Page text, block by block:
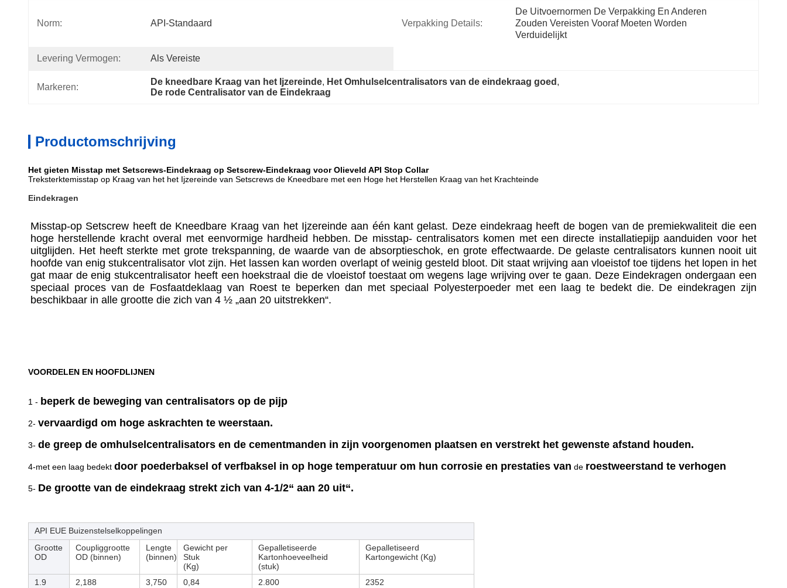
Norm: API-Standaard Verpakking Details:
De Uitvoernormen De Verpakking En Anderen
Zouden Vereisten Vooraf Moeten Worden
Verduidelijkt
Levering Vermogen: Als Vereiste
Markeren:
De kneedbare Kraag van het Ijzereinde, Het Omhulselcentralisators van de eindekraag goed ,
De rode Centralisator van de Eindekraag
Productomschrijving
Het gieten Misstap met Setscrews-Eindekraag op Setscrew-Eindekraag voor Olieveld API Stop Collar
Treksterktemisstap op Kraag van het het Ijzereinde van Setscrews de Kneedbare met een Hoge het Herstellen Kraag van het Krachteinde
Eindekragen
Misstap-op Setscrew heeft de Kneedbare Kraag van het Ijzereinde aan één kant gelast. Deze eindekraag heeft de bogen van de premiekwaliteit die een
hoge herstellende kracht overal met eenvormige hardheid hebben. De misstap- centralisators komen met een directe installatiepijp aanduiden voor het
uitglijden. Het heeft sterkte met grote trekspanning, de waarde van de absorptieschok, en grote effectwaarde. De gelaste centralisators kunnen nooit uit
hoofde van enig stukcentralisator vlot zijn. Het lassen kan worden overlapt of weinig gesteld bloot. Dit staat wrijving aan vloeistof toe tijdens het lopen in het
gat maar de enig stukcentralisator heeft een hoekstraal die de vloeistof toestaat om wegens lage wrijving over te gaan. Deze Eindekragen ondergaan een
speciaal proces van de Fosfaatdeklaag van Roest te beperken dan met speciaal Polyesterpoeder met een laag te bedekt die. De eindekragen zijn
beschikbaar in alle grootte die zich van 4 ½ „aan 20 uitstrekken“.
VOORDELEN EN HOOFDLIJNEN
1 - beperk de beweging van centralisators op de pijp
2- vervaardigd om hoge askrachten te weerstaan.
3- de greep de omhulselcentralisators en de cementmanden in zijn voorgenomen plaatsen en verstrekt het gewenste afstand houden.
4-met een laag bedekt door poederbaksel of verfbaksel in op hoge temperatuur om hun corrosie en prestaties van de roestweerstand te verhogen
5- De grootte van de eindekraag strekt zich van 4-1/2“ aan 20 uit“.
API EUE Buizenstelselkoppelingen
Grootte
OD
Coupliggrootte
OD (binnen)
Lengte
(binnen)
Gewicht per
Stuk
(Kg)
Gepalletiseerde
Kartonhoeveelheid
(stuk)
Gepalletiseerd
Kartongewicht (Kg)
1.9 2,188 3,750 0,84 2.800
2352